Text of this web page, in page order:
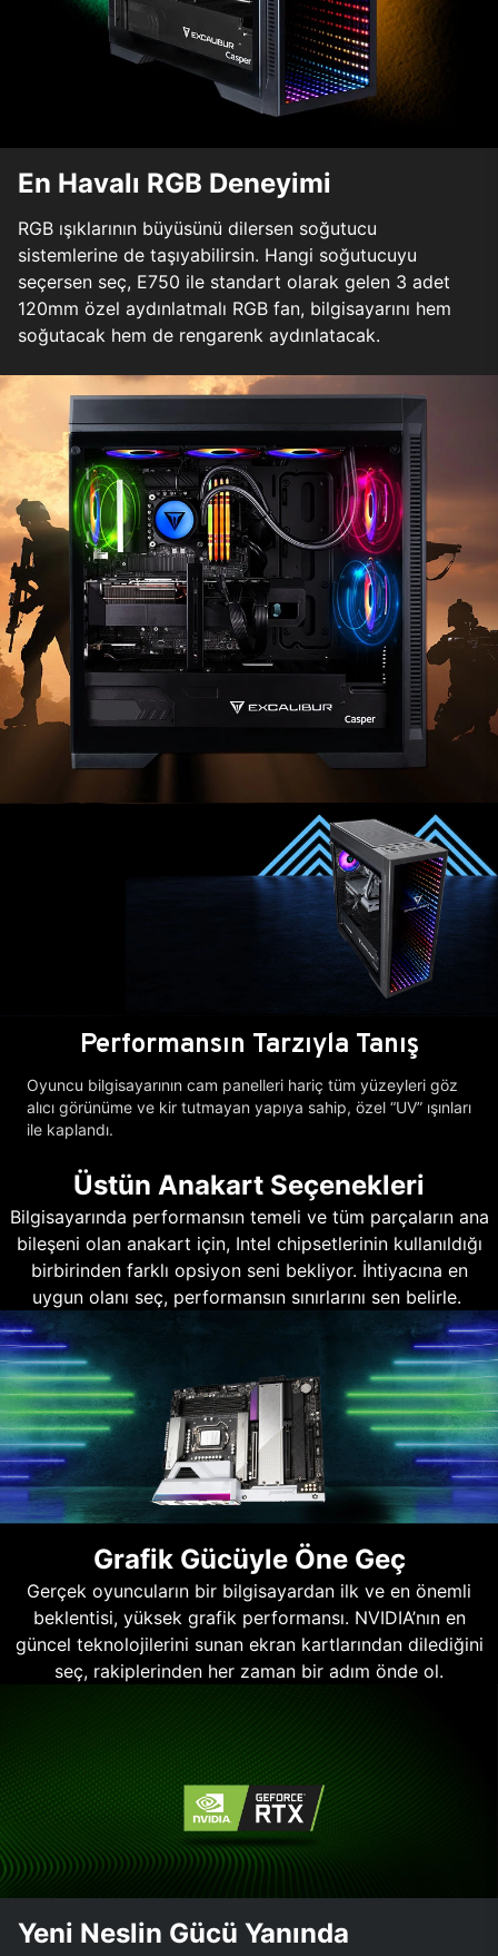
En Havalı RGB Deneyimi
RGB ışıklarının büyüsünü dilersen soğutucu
sistemlerine de taşıyabilirsin. Hangi soğutucuyu
seçersen seç, E750 ile standart olarak gelen 3 adet
120mm özel aydınlatmalı RGB fan, bilgisayarını hem
soğutacak hem de rengarenk aydınlatacak.
Performansın Tarzıyla Tanış
Oyuncu bilgisayarının cam panelleri hariç tüm yüzeyleri göz
alıcı görünüme ve kir tutmayan yapıya sahip, özel “UV” ışınları
ile kaplandı.
Üstün Anakart Seçenekleri
Bilgisayarında performansın temeli ve tüm parçaların ana
bileşeni olan anakart için, Intel chipsetlerinin kullanıldığı
birbirinden farklı opsiyon seni bekliyor. İhtiyacına en
uygun olanı seç, performansın sınırlarını sen belirle.
Grafik Gücüyle Öne Geç
Gerçek oyuncuların bir bilgisayardan ilk ve en önemli
beklentisi, yüksek grafik performansı. NVIDIA’nın en
güncel teknolojilerini sunan ekran kartlarından dilediğini
seç, rakiplerinden her zaman bir adım önde ol.
Yeni Neslin Gücü Yanında